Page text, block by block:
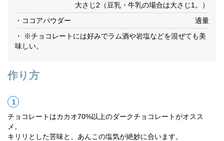
大さじ2（豆乳・牛乳の場合は大さじ1。）
・ココアパウダー
適量
・ ※チョコレートには好みでラム酒や岩塩などを混ぜても美
味しい。
作り方
チョコレートはカカオ70%以上のダークチョコレートがオスス
メ。
キリリとした苦味と、あんこの塩気が絶妙に合います。